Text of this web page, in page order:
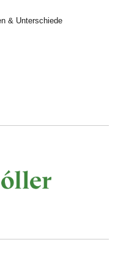
& Unterschiede